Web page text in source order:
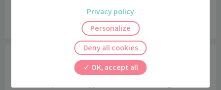
Leaflet|© OpenStreetMap
Informations
Le médecin généraliste accueille les enfants et les
OK, accept all
Deny all cookies
Personalize
Privacy policy